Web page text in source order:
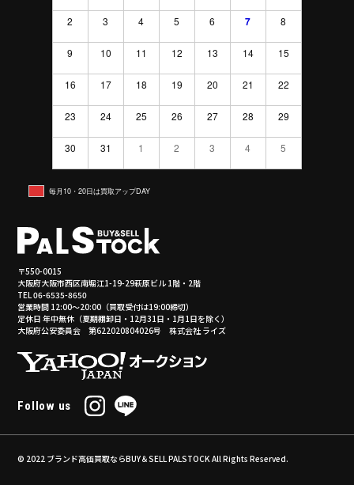
2 3 4 5 6 7 8
9 10 11 12 13 14 15
16 17 18 19 20 21 22
23 24 25 26 27 28 29
30 31 1 2 3 4 5
毎月10・20日は買取アップDAY
〒550-0015
大阪府大阪市西区南堀江1-19-29萩原ビル 1階・2階
TEL 06-6535-8650
営業時間 12:00～20:00（買取受付は19:00締切）
定休日 年中無休（夏期棚卸日・12月31日・1月1日を除く）
大阪府公安委員会 第622020804026号 株式会社 ライズ
Follow us
© 2022 ブランド高価買取ならBUY＆SELL PALSTOCKAll Rights Reserved.